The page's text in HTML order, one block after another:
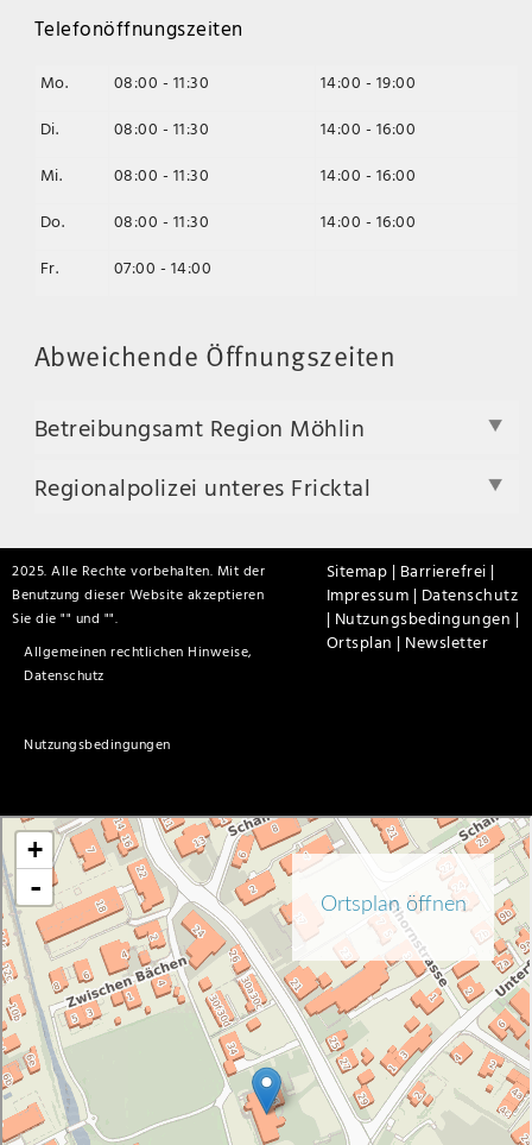
Telefonöffnungszeiten
Mo. 08:00 - 11:30
14:00 - 19:00
Di.
08:00 - 11:30
14:00 - 16:00
Mi.
08:00 - 11:30
14:00 - 16:00
Do.
08:00 - 11:30
14:00 - 16:00
Fr.
07:00 - 14:00
Abweichende Öffnungszeiten
Betreibungsamt Region Möhlin
Regionalpolizei unteres Fricktal
2025. Alle Rechte vorbehalten. Mit der
Benutzung dieser Website akzeptieren
Sie die "
Allgemeinen rechtlichen Hinweise,
Datenschutz
" und "
Nutzungsbedingungen
".
Sitemap | Barrierefrei |
Impressum | Datenschutz
| Nutzungsbedingungen |
Ortsplan | Newsletter